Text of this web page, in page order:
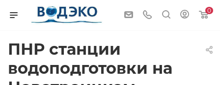
0
ПНР станции
водоподготовки на